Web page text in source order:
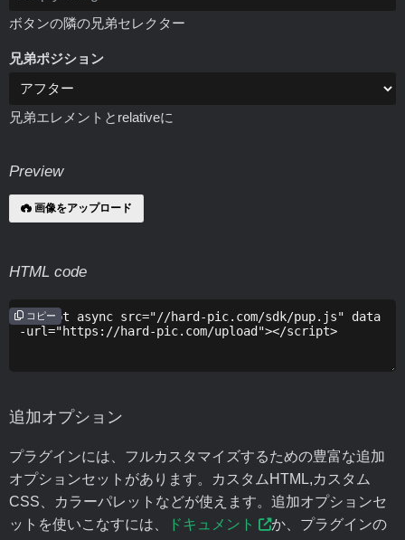
ボタンの隣の兄弟セレクター
兄弟ポジション
兄弟エレメントとrelativeに
Preview
画像をアップロード
HTML code
コピー
追加オプション
プラグインには、フルカスタマイズするための豊富な追加
オプションセットがあります。カスタムHTML,カスタム
CSS、カラーパレットなどが使えます。追加オプションセ
ットを使いこなすには、
ドキュメント
か、プラグインの